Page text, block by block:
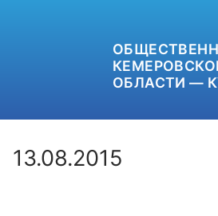
ОБЛАСТИ —
13.08.2015